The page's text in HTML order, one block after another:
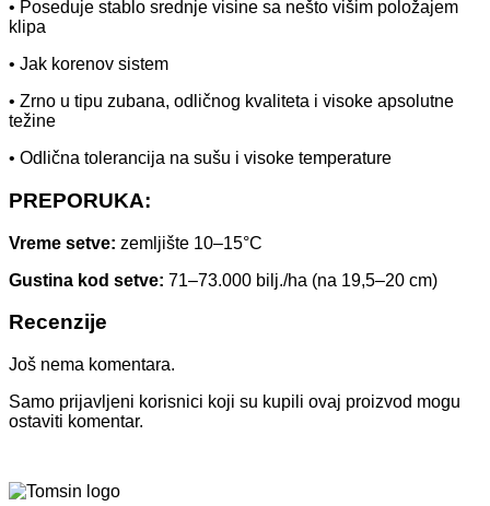
• Poseduje stablo srednje visine sa nešto višim položajem
klipa
• Jak korenov sistem
• Zrno u tipu zubana, odličnog kvaliteta i visoke apsolutne
težine
• Odlična tolerancija na sušu i visoke temperature
PREPORUKA:
Vreme setve: zemljište 10–15°C
Gustina kod setve: 71–73.000 bilj./ha (na 19,5–20 cm)
Recenzije
Još nema komentara.
Samo prijavljeni korisnici koji su kupili ovaj proizvod mogu
ostaviti komentar.